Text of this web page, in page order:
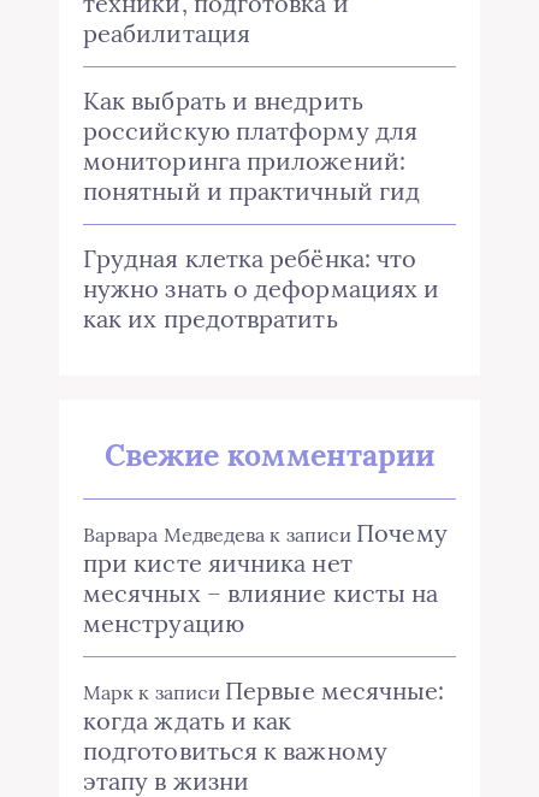
реабилитация
Как выбрать и внедрить
российскую платформу для
мониторинга приложений:
понятный и практичный гид
Грудная клетка ребёнка: что
нужно знать о деформациях и
как их предотвратить
Свежие комментарии
Варвара Медведева к записи Почему
при кисте яичника нет
месячных – влияние кисты на
менструацию
Марк к записи Первые месячные:
когда ждать и как
подготовиться к важному
этапу в жизни